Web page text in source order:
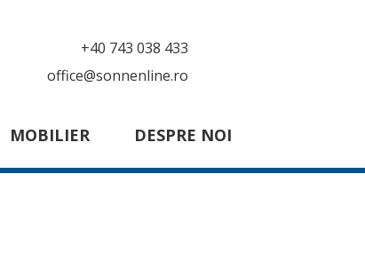
+40 743 038 433
office@sonnenline.ro
MOBILIER DESPRE NOI